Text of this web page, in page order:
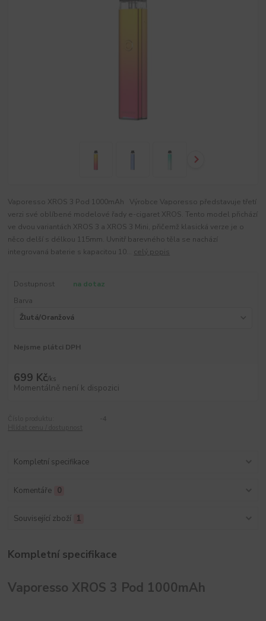
Vaporesso XROS 3 Pod 1000mAh Výrobce Vaporesso představuje třetí
verzi své oblíbené modelové řady e-cigaret XROS. Tento model přichází
ve dvou variantách XROS 3 a XROS 3 Mini, přičemž klasická verze je o
něco delší s délkou 115mm. Uvnitř barevného těla se nachází
integrovaná baterie s kapacitou 10... celý popis
Dostupnost
na dotaz
Barva
Nejsme plátci DPH
699 Kč/ks
Momentálně není k dispozici
Kompletní specifikace
Komentáře 0
Související zboží 1
Kompletní specifikace
Vaporesso XROS 3 Pod 1000mAh